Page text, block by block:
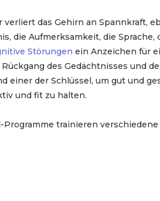
das Gehirn an Spannkraft,
die Aufmerksamkeit, die
Störungen ein Anzeichen für
des Gedächtnisses und
einer der Schlüssel, um gut und
und fit zu halten.
Programme trainieren